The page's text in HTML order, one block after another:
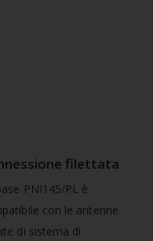
filettata
PNI145/PL è
con le antenne
di sistema di